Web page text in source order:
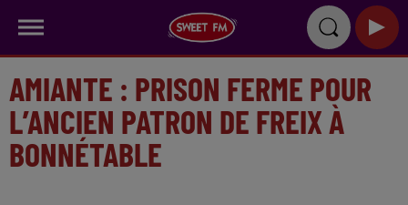
AMIANTE : PRISON FERME POUR
L’ANCIEN PATRON DE FREIX À
BONNÉTABLE